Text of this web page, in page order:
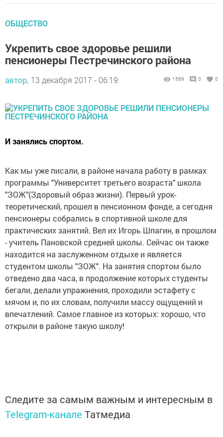
ОБЩЕСТВО
Укрепить свое здоровье решили
пенсионеры Пестречинского района
автор, 13 декабря 2017 - 06:19 1569 0 0
И занялись спортом.
Как мы уже писали, в районе начала работу в рамках
программы "Университет третьего возраста" школа
"ЗОЖ"(Здоровый образ жизни). Первый урок-
теоретический, прошел в пенсионном фонде, а сегодня
пенсионеры собрались в спортивной школе для
практических занятий. Вел их Игорь Шпагин, в прошлом
- учитель Пановской средней школы. Сейчас он также
находится на заслуженном отдыхе и является
студентом школы "ЗОЖ". На занятия спортом было
отведено два часа, в продолжение которых студенты
бегали, делали упражнения, проходили эстафету с
мячом и, по их словам, получили массу ощущений и
впечатлений. Самое главное из которых: хорошо, что
открыли в районе такую школу!
Следите за самым важным и интересным в
Telegram-канале Татмедиа